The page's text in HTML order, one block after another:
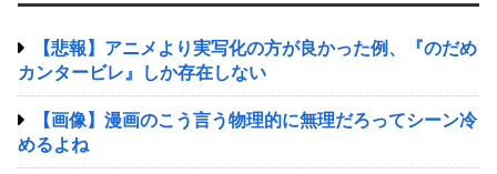
【悲報】アニメより実写化の方が良かった例、『のだめ
カンタービレ』しか存在しない
【画像】漫画のこう言う物理的に無理だろってシーン冷
めるよね